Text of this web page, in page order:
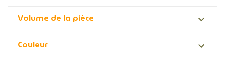
Volume de la pièce 
Couleur 